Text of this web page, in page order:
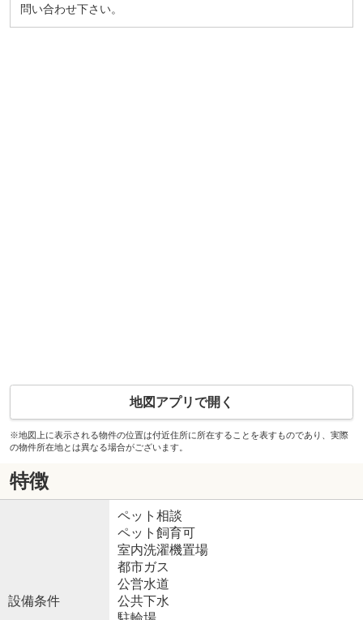
問い合わせ下さい。
地図アプリで開く
※地図上に表示される物件の位置は付近住所に所在することを表すものであり、実際
の物件所在地とは異なる場合がございます。
特徴
設備条件
ペット相談
ペット飼育可
室内洗濯機置場
都市ガス
公営水道
公共下水